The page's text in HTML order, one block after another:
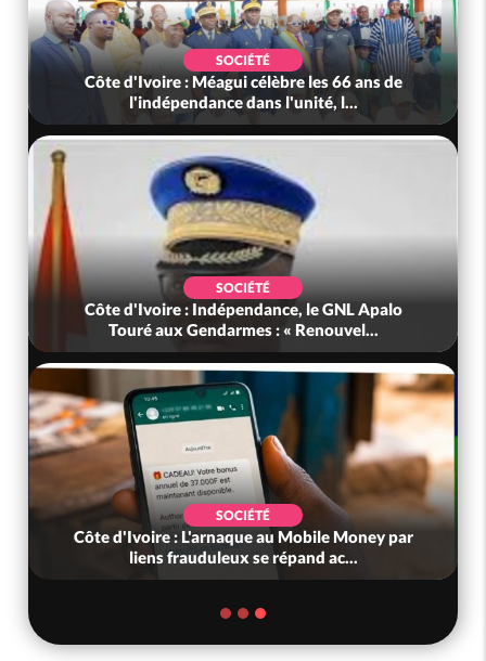
SOCIÉTÉ
Côte d'Ivoire : Méagui célèbre les 66 ans de
l'indépendance dans l'unité, l...
SOCIÉTÉ
Côte d'Ivoire : Indépendance, le GNL Apalo
Touré aux Gendarmes : « Renouvel...
SOCIÉTÉ
Côte d'Ivoire : L'arnaque au Mobile Money par
liens frauduleux se répand ac...